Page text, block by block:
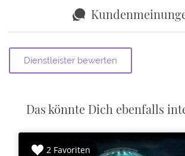
Das könnte Dich ebenfalls
2 Favoriten